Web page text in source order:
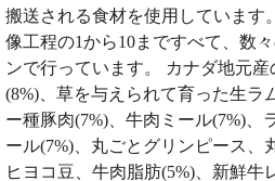
搬送される食材を使用しています
像工程の1から10まですべて、数
ンで行っています。 カナダ地元
(8%)、草を与えられて育った生ラ
ー種豚肉(7%)、牛肉ミール(7%)、
ール(7%)、丸ごとグリンピース、
ヒヨコ豆、牛肉脂肪(5%)、新鮮牛